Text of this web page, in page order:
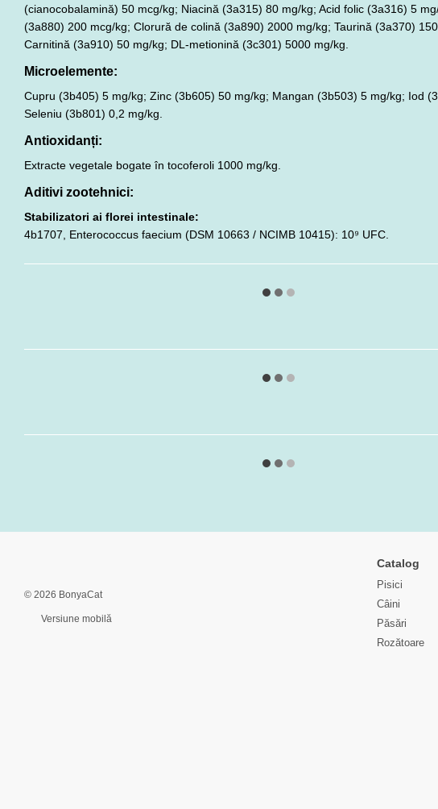
(cianocobalamină) 50 mcg/kg; Niacină (3a315) 80 mg/kg; Acid folic (3a316) 5
(3a880) 200 mcg/kg; Clorură de colină (3a890) 2000 mg/kg; Taurină (3a370)
Carnitină (3a910) 50 mg/kg; DL-metionină (3c301) 5000 mg/kg.
Microelemente:
Cupru (3b405) 5 mg/kg; Zinc (3b605) 50 mg/kg; Mangan (3b503) 5 mg/kg; Iod
Seleniu (3b801) 0,2 mg/kg.
Antioxidanți:
Extracte vegetale bogate în tocoferoli 1000 mg/kg.
Aditivi zootehnici:
Stabilizatori ai florei intestinale:
4b1707, Enterococcus faecium (DSM 10663 / NCIMB 10415): 10⁹ UFC.
© 2026 BonyaCat
Versiune mobilă
Catalog
Pisici
Câini
Păsări
Rozătoare